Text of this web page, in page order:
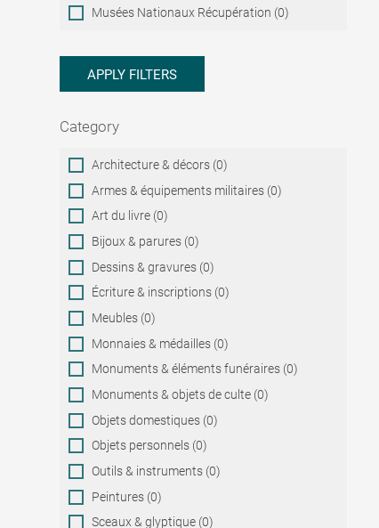
Musées
Nationaux
Musées Nationaux Récupération (0)
APPLY FILTERS
Category
Category
Architecture & décors (0)
Armes & équipements militaires (0)
Art du livre (0)
Bijoux & parures (0)
Dessins & gravures (0)
Écriture & inscriptions (0)
Meubles (0)
Monnaies & médailles (0)
Monuments & éléments funéraires (0)
Monuments & objets de culte (0)
Objets domestiques (0)
Objets personnels (0)
Outils & instruments (0)
Peintures (0)
Sceaux & glyptique (0)